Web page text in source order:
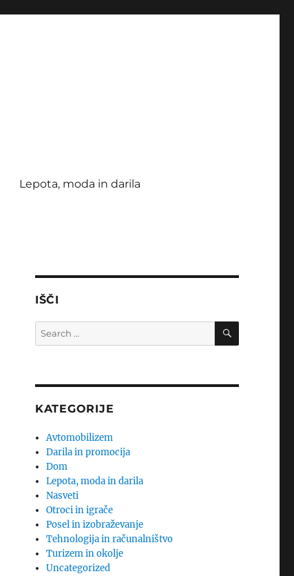
Lepota, moda in darila
IŠČI
Search
for:
SEARCH
KATEGORIJE
Avtomobilizem
Darila in promocija
Dom
Lepota, moda in darila
Nasveti
Otroci in igrače
Posel in izobraževanje
Tehnologija in računalništvo
Turizem in okolje
Uncategorized